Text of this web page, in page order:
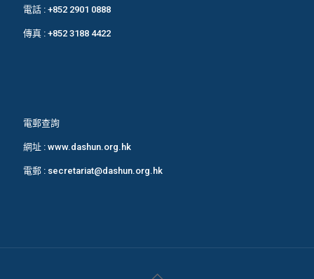
電話 : +852 2901 0888
傳真 : +852 3188 4422
電郵查詢
網址 : www.dashun.org.hk
電郵 : secretariat@dashun.org.hk